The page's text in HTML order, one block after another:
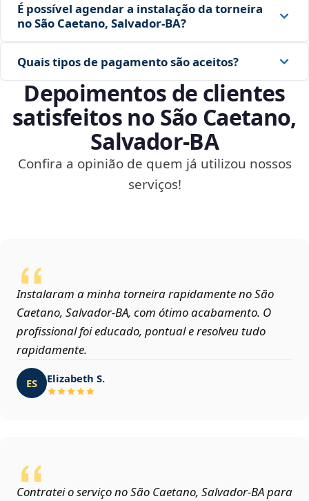
É possível agendar a instalação da torneira
no São Caetano, Salvador‑BA?
Quais tipos de pagamento são aceitos?
Depoimentos de clientes
satisfeitos no São Caetano,
Salvador‑BA
Confira a opinião de quem já utilizou nossos
serviços!
Instalaram a minha torneira rapidamente no São
Caetano, Salvador‑BA, com ótimo acabamento. O
profissional foi educado, pontual e resolveu tudo
rapidamente.
ES Elizabeth S.
Contratei o serviço no São Caetano, Salvador‑BA para